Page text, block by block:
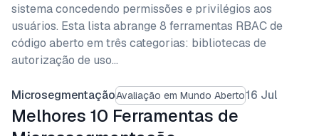
sistema concedendo permissões e privilégios aos
usuários. Esta lista abrange 8 ferramentas RBAC de
código aberto em três categorias: bibliotecas de
autorização de uso…
MicrosegmentaçãoAvaliação em Mundo Aberto16 Jul
Melhores 10 Ferramentas de